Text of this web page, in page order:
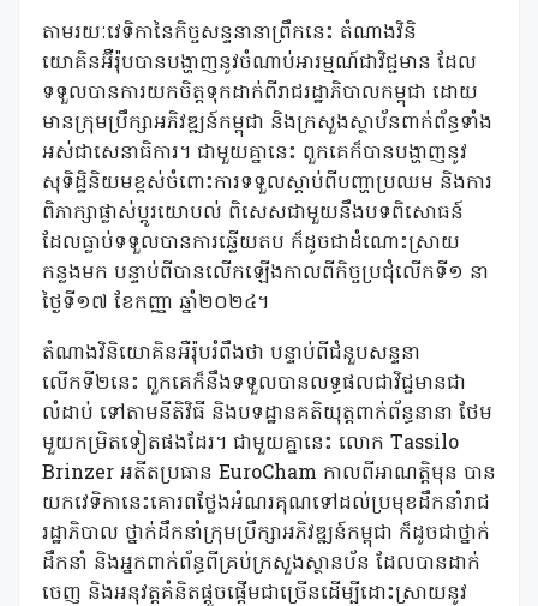
តាមរយៈវេទិកានៃកិច្ចសន្ទនានាព្រឹកនេះ តំណាងវិនិ
យោគិនអ៊ឺរ៉ុបបានបង្ហាញនូវចំណាប់អារម្មណ៍ជាវិជ្ជមាន ដែល
ទទួលបានការយកចិត្តទុកដាក់ពីរាជរដ្ឋាភិបាលកម្ពុជា ដោយ
មានក្រុមប្រឹក្សាអភិវឌ្ឍន៍កម្ពុជា និងក្រសួងស្ថាប័នពាក់ព័ន្ធទាំង
អស់ជាសេនាធិការ។ ជាមួយគ្នានេះ ពួកគេក៏បានបង្ហាញនូវ
សុទិដ្ឋិនិយមខ្ពស់ចំពោះការទទួលស្តាប់ពីបញ្ហាប្រឈម និងការ
ពិភាក្សាផ្លាស់ប្តូរយោបល់ ពិសេសជាមួយនឹងបទពិសោធន៍
ដែលធ្លាប់ទទួលបានការឆ្លើយតប ក៏ដូចជាដំណោះស្រាយ
កន្លងមក បន្ទាប់ពីបានលើកឡើងកាលពីកិច្ចប្រជុំលើកទី១ នា
ថ្ងៃទី១៧ ខែកញ្ញា ឆ្នាំ២០២៤។
តំណាងវិនិយោគិនអឺរ៉ុបរំពឹងថា បន្ទាប់ពីជំនួបសន្ទនា
លើកទី២នេះ ពួកគេក៏នឹងទទួលបានលទ្ធផលជាវិជ្ជមានជា
លំដាប់ ទៅតាមនីតិវិធី និងបទដ្ឋានគតិយុត្តពាក់ព័ន្ធនានា ថែម
មួយកម្រិតទៀតផងដែរ។ ជាមួយគ្នានេះ លោក Tassilo
Brinzer អតីតប្រធាន EuroCham កាលពីអាណត្តិមុន បាន
យកវេទិកានេះគោរពថ្លែងអំណរគុណទៅដល់ប្រមុខដឹកនាំរាជ
រដ្ឋាភិបាល ថ្នាក់ដឹកនាំក្រុមប្រឹក្សាអភិវឌ្ឍន៍កម្ពុជា ក៏ដូចជាថ្នាក់
ដឹកនាំ និងអ្នកពាក់ព័ន្ធពីគ្រប់ក្រសួងស្ថានប័ន ដែលបានដាក់
ចេញ និងអនុវត្តគំនិតផ្តួចផ្តើមជាច្រើនដើម្បីដោះស្រាយនូវ